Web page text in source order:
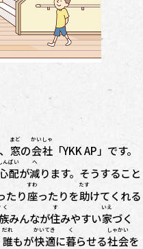
窓
まど
の会社
かいしゃ
「YKK AP」です。
配
んぱい
が減
へ
ります。そうすること
たり座
すわ
ったりを助
たす
けてくれる
みんなが住
す
みやすい家
いえ
づく
誰
だれ
もが快適
かいてき
に暮
く
らせる社会
しゃかい
を